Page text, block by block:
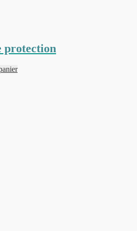
protection